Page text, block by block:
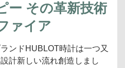
ー その革新技術
ァイア
ンドHUBLOT時計は一つ又
計新しい流れ創造しまし